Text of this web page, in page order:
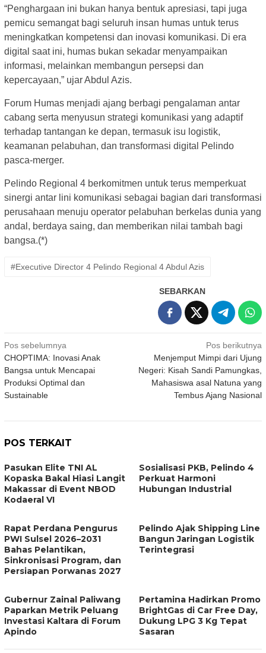
“Penghargaan ini bukan hanya bentuk apresiasi, tapi juga
pemicu semangat bagi seluruh insan humas untuk terus
meningkatkan kompetensi dan inovasi komunikasi. Di era
digital saat ini, humas bukan sekadar menyampaikan
informasi, melainkan membangun persepsi dan
kepercayaan,” ujar Abdul Azis.
Forum Humas menjadi ajang berbagi pengalaman antar
cabang serta menyusun strategi komunikasi yang adaptif
terhadap tantangan ke depan, termasuk isu logistik,
keamanan pelabuhan, dan transformasi digital Pelindo
pasca-merger.
Pelindo Regional 4 berkomitmen untuk terus memperkuat
sinergi antar lini komunikasi sebagai bagian dari transformasi
perusahaan menuju operator pelabuhan berkelas dunia yang
andal, berdaya saing, dan memberikan nilai tambah bagi
bangsa.(*)
#Executive Director 4 Pelindo Regional 4 Abdul Azis
SEBARKAN
Navigasi
pos
Pos sebelumnya
CHOPTIMA: Inovasi Anak
Bangsa untuk Mencapai
Produksi Optimal dan
Sustainable
Pos berikutnya
Menjemput Mimpi dari Ujung
Negeri: Kisah Sandi Pamungkas,
Mahasiswa asal Natuna yang
Tembus Ajang Nasional
POS TERKAIT
Pasukan Elite TNI AL
Kopaska Bakal Hiasi Langit
Makassar di Event NBOD
Kodaeral VI
Sosialisasi PKB, Pelindo 4
Perkuat Harmoni
Hubungan Industrial
Rapat Perdana Pengurus
PWI Sulsel 2026–2031
Bahas Pelantikan,
Sinkronisasi Program, dan
Persiapan Porwanas 2027
Pelindo Ajak Shipping Line
Bangun Jaringan Logistik
Terintegrasi
Gubernur Zainal Paliwang
Paparkan Metrik Peluang
Investasi Kaltara di Forum
Apindo
Pertamina Hadirkan Promo
BrightGas di Car Free Day,
Dukung LPG 3 Kg Tepat
Sasaran